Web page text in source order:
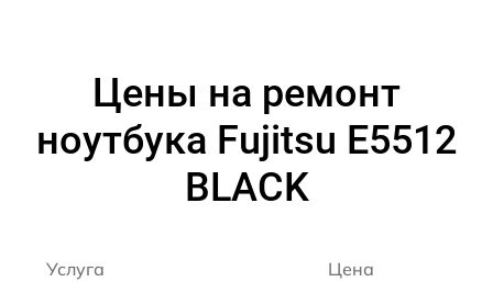
Цены на ремонт
ноутбука Fujitsu E5512
BLACK
Услуга Цена